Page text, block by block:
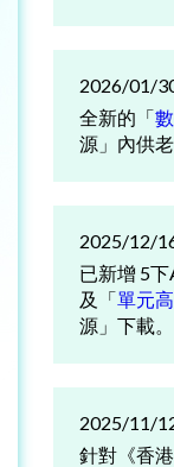
2026/01/
全新的「
源」內供老
2025/12/
已新增 5
及「單元
源」下載。
2025/11/
針對《香